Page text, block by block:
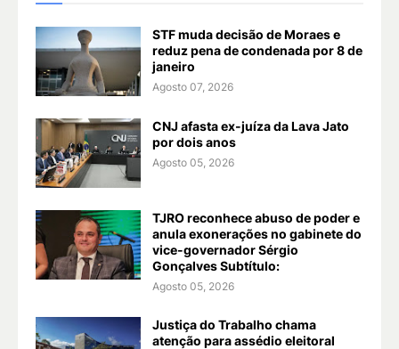
STF muda decisão de Moraes e
reduz pena de condenada por 8 de
janeiro
Agosto 07, 2026
CNJ afasta ex-juíza da Lava Jato
por dois anos
Agosto 05, 2026
TJRO reconhece abuso de poder e
anula exonerações no gabinete do
vice-governador Sérgio
Gonçalves Subtítulo:
Agosto 05, 2026
Justiça do Trabalho chama
atenção para assédio eleitoral